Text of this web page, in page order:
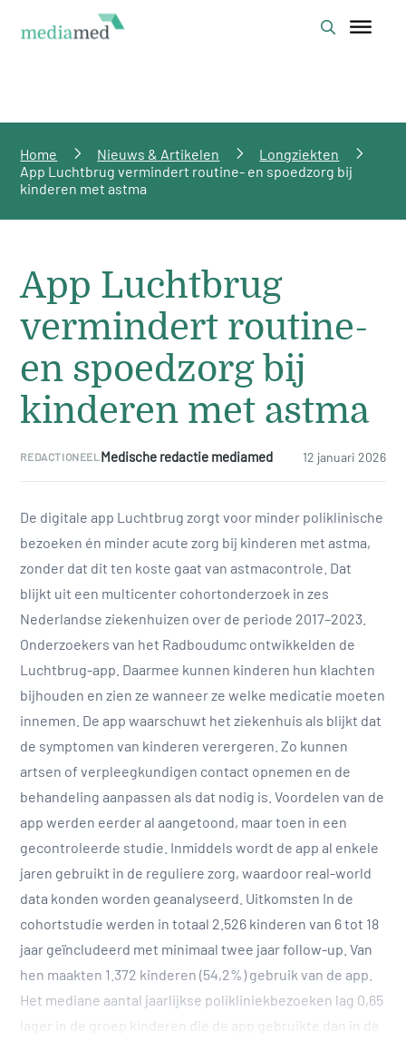
Home Nieuws & Artikelen
Longziekten
App Luchtbrug vermindert routine- en spoedzorg bij
kinderen met astma
App Luchtbrug
vermindert routine-
en spoedzorg bij
kinderen met astma
REDACTIONEEL Medische redactie mediamed 12 januari 2026
De digitale app Luchtbrug zorgt voor minder poliklinische
bezoeken én minder acute zorg bij kinderen met astma,
zonder dat dit ten koste gaat van astmacontrole. Dat
blijkt uit een multicenter cohortonderzoek in zes
Nederlandse ziekenhuizen over de periode 2017–2023.
Onderzoekers van het Radboudumc ontwikkelden de
Luchtbrug-app. Daarmee kunnen kinderen hun klachten
bijhouden en zien ze wanneer ze welke medicatie moeten
innemen. De app waarschuwt het ziekenhuis als blijkt dat
de symptomen van kinderen verergeren. Zo kunnen
artsen of verpleegkundigen contact opnemen en de
behandeling aanpassen als dat nodig is. Voordelen van de
app werden eerder al aangetoond, maar toen in een
gecontroleerde studie. Inmiddels wordt de app al enkele
jaren gebruikt in de reguliere zorg, waardoor real-world
data konden worden geanalyseerd. Uitkomsten In de
cohortstudie werden in totaal 2.526 kinderen van 6 tot 18
jaar geïncludeerd met minimaal twee jaar follow-up. Van
hen maakten 1.372 kinderen (54,2%) gebruik van de app.
Het mediane aantal jaarlijkse polikliniekbezoeken lag 0,65
lager in de groep kinderen die de app gebruikte dan in de